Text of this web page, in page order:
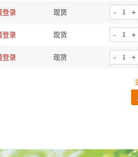
登录 现货 - +
登录 现货 - +
登录 现货 - +